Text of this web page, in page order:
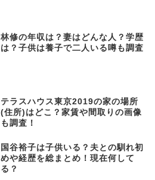
林修の年収は？妻はどんな人？学歴
は？子供は養子で二人いる噂も調査
テラスハウス東京2019の家の場所
(住所)はどこ？家賃や間取りの画像
も調査！
国谷裕子は子供いる？夫との馴れ初
めや経歴を総まとめ！現在何して
る？